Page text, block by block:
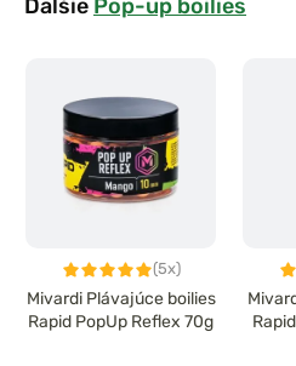
Ďalšie Pop-up boilies
(5x)
Mivardi Plávajúce boilies
Rapid PopUp Reflex 70g